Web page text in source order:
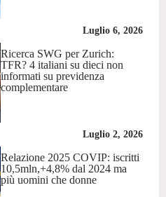
Luglio 6, 2026
Ricerca SWG per Zurich:
TFR? 4 italiani su dieci non
informati su previdenza
complementare
Luglio 2, 2026
Relazione 2025 COVIP: iscritti
10,5mln,+4,8% dal 2024 ma
più uomini che donne